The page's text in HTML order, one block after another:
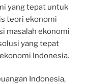
yang tepat untuk
teori ekonomi
masalah ekonomi
yang tepat
Indonesia.
Indonesia,